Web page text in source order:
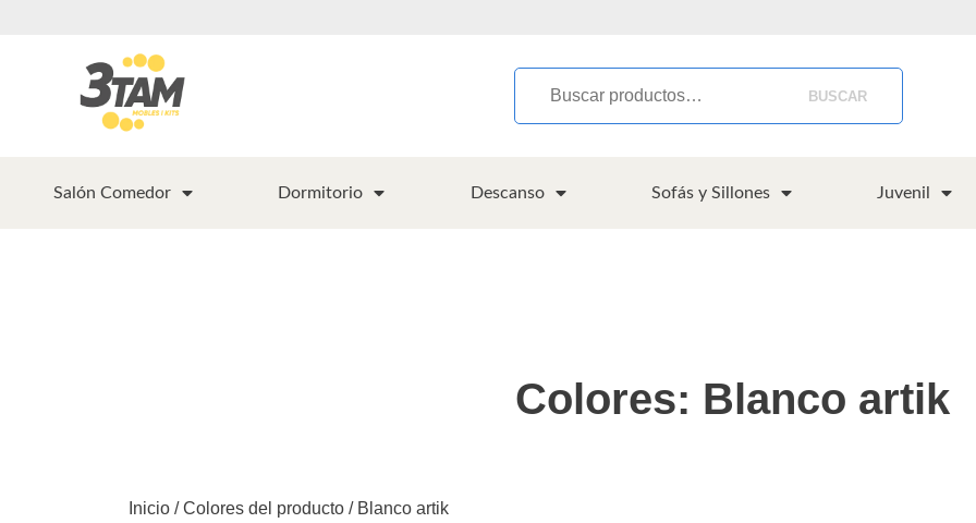
BUSCAR
Salón Comedor Dormitorio Descanso Sofás y Sillones Juvenil
Colores: Blanco artik
Inicio/ Colores del producto / Blanco artik